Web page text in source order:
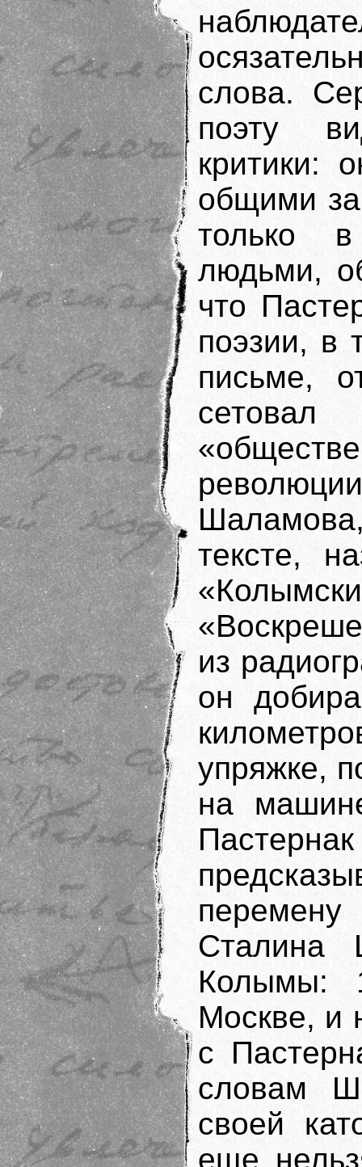
слова.
поэту
критики:
общими
только
людьми,
что
поэзии, в
письме,
сетовал
тексте,
из
он
упряжке,
на
Сталина
Колымы:
Москве, и
с
словам
своей
еще